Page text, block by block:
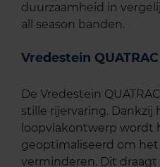
duurzaamheid in
all season banden.
Vredestein
De Vredestein
stille rijervaring. Dankzij
loopvlakontwerp wordt
geoptimaliseerd om
verminderen. Dit draagt